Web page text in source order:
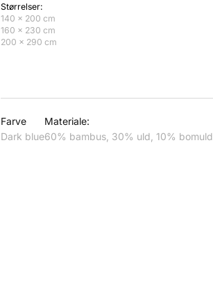
Størrelser:
140 x 200 cm
160 x 230 cm
200 x 290 cm
Farve
Dark blue
Materiale:
60% bambus, 30% uld, 10% bomuld